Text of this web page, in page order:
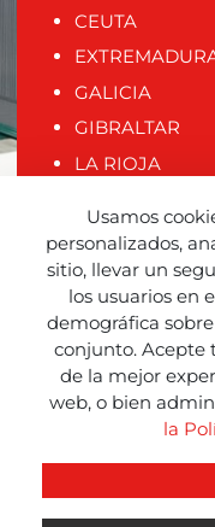
CEUTA
GALICIA
GIBRALTAR
LA RIOJA
MELILLA
MURCIA
NAVARRA
PAÍS VASCO
PORTUGAL
VALENCIA
Usamos
personalizados,
sitio, llevar un
los usuarios en
demográfica
conjunto. Acepte
de la mejor
web, o bien
la